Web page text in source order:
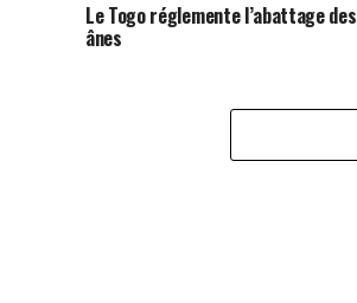
Le Togo réglemente l’abattage des
ânes